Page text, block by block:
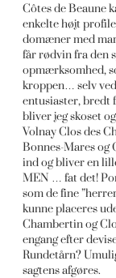
Côtes de Beaune
enkelte højt
domæner med
får rødvin fra den
opmærksomhed,
kroppen… selv
entusiaster, bredt
bliver jeg skoset
Volnay Clos des
Bonnes-Mares og
ind og bliver en
MEN … fat det!
som de fine
kunne placeres
Chambertin og
engang efter
Rundetårn?
sagtens afgøres.